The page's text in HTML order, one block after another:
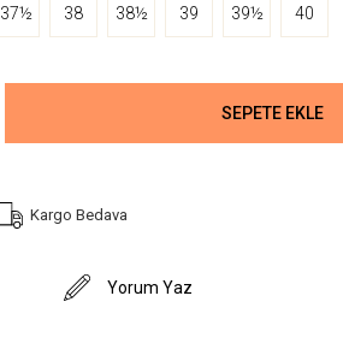
37½ 38 38½ 39 39½ 40
Kargo Bedava
Yorum Yaz